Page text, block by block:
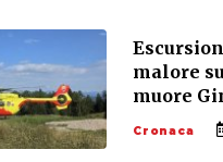
malore
muore
Cronaca